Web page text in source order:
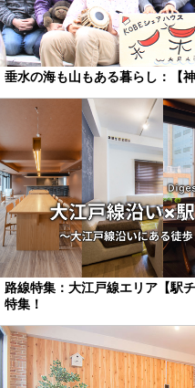
垂水の海も山もある暮らし：【
路線特集：大江戸線エリア【駅
特集！